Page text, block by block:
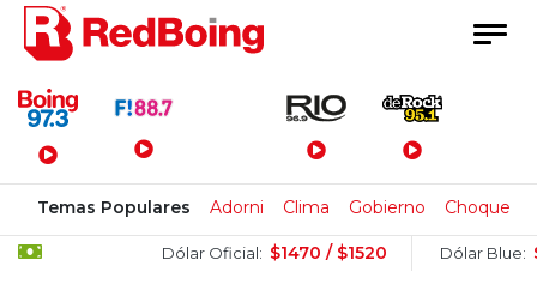
Menú Principal
Temas Populares Adorni Clima Gobierno Choque
Dólar Oficial: $1470 / $1520 Dólar Blue: